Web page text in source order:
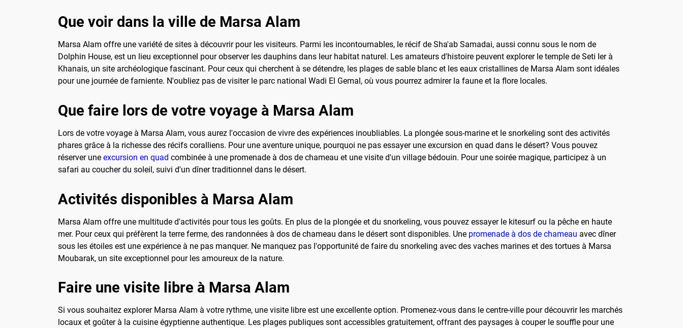
Que voir dans la ville de Marsa Alam
Marsa Alam offre une variété de sites à découvrir pour les visiteurs. Parmi les incontournables, le récif de Sha'ab Samadai, aussi connu sous le nom de
Dolphin House, est un lieu exceptionnel pour observer les dauphins dans leur habitat naturel. Les amateurs d'histoire peuvent explorer le temple de Seti Ier à
Khanais, un site archéologique fascinant. Pour ceux qui cherchent à se détendre, les plages de sable blanc et les eaux cristallines de Marsa Alam sont idéales
pour une journée de farniente. N'oubliez pas de visiter le parc national Wadi El Gemal, où vous pourrez admirer la faune et la flore locales.
Que faire lors de votre voyage à Marsa Alam
Lors de votre voyage à Marsa Alam, vous aurez l'occasion de vivre des expériences inoubliables. La plongée sous-marine et le snorkeling sont des activités
phares grâce à la richesse des récifs coralliens. Pour une aventure unique, pourquoi ne pas essayer une excursion en quad dans le désert? Vous pouvez
réserver une excursion en quad combinée à une promenade à dos de chameau et une visite d'un village bédouin. Pour une soirée magique, participez à un
safari au coucher du soleil, suivi d'un dîner traditionnel dans le désert.
Activités disponibles à Marsa Alam
Marsa Alam offre une multitude d'activités pour tous les goûts. En plus de la plongée et du snorkeling, vous pouvez essayer le kitesurf ou la pêche en haute
mer. Pour ceux qui préfèrent la terre ferme, des randonnées à dos de chameau dans le désert sont disponibles. Une promenade à dos de chameau avec dîner
sous les étoiles est une expérience à ne pas manquer. Ne manquez pas l'opportunité de faire du snorkeling avec des vaches marines et des tortues à Marsa
Moubarak, un site exceptionnel pour les amoureux de la nature.
Faire une visite libre à Marsa Alam
Si vous souhaitez explorer Marsa Alam à votre rythme, une visite libre est une excellente option. Promenez-vous dans le centre-ville pour découvrir les marchés
locaux et goûter à la cuisine égyptienne authentique. Les plages publiques sont accessibles gratuitement, offrant des paysages à couper le souffle pour une